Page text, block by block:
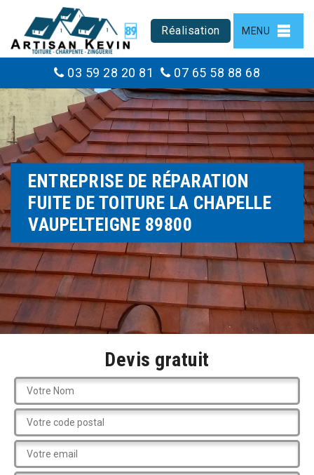
Réalisation MENU
03 59 28 20 81 07 65 58 88 68
ENTREPRISE DE RÉPARATION
FUITE DE TOITURE LA CHAPELLE
VAUPELTEIGNE 89800
Devis gratuit